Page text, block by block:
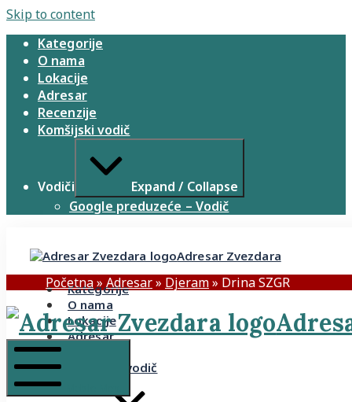
Skip to content
Kategorije
O nama
Lokacije
Adresar
Recenzije
Komšijski vodič
Vodiči
Expand / Collapse
Google preduzeće – Vodič
Adresar Zvezdara
Kategorije
O nama
Lokacije
Adresar
Komšijski vodič
Početna» Adresar» Djeram» Drina SZGR